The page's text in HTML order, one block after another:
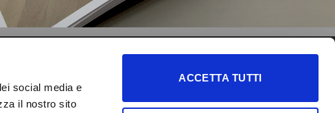
social media e
il nostro sito
ACCETTA TUTTI
Scopri le nostre collezioni di